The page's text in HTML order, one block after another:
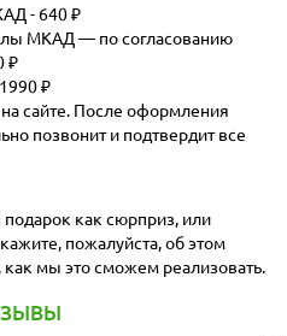
- 640 ₽
МКАД — по согласованию
₽
₽
сайте. После оформления
позвонит и подтвердит все
как сюрприз, или
пожалуйста, об этом
мы это сможем реализовать.